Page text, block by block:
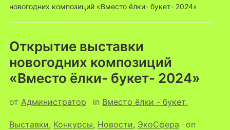
новогодних композиций «Вместо ёлки- букет- 2024»
Открытие выставки
новогодних композиций
«Вместо ёлки- букет- 2024»
от Администратор in Вместо ёлки - букет,
Выставки, Конкурсы, Новости, ЭкоСфера on